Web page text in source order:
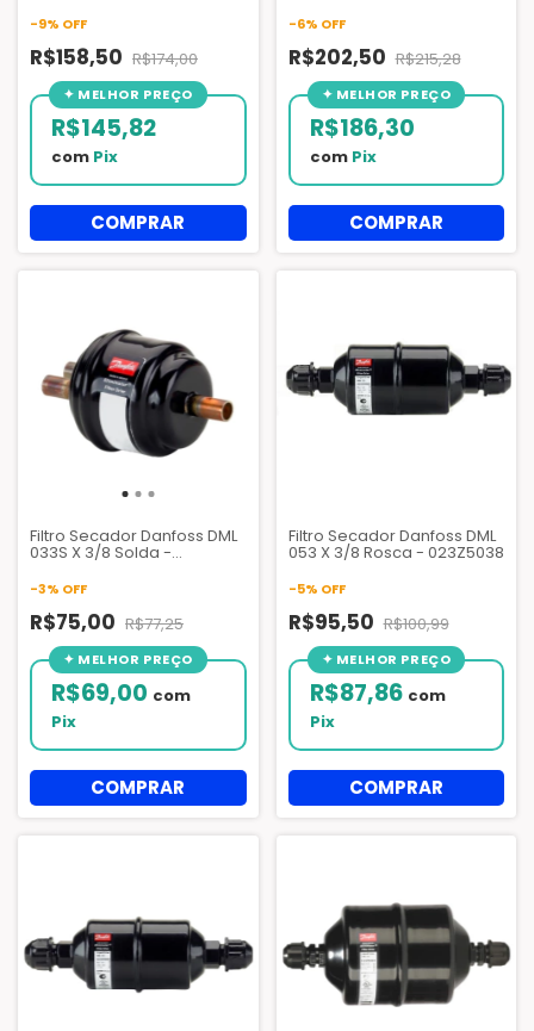
-9% OFF
R$158,50 R$174,00
R$145,82
com Pix
-6% OFF
R$202,50 R$215,28
R$186,30
com Pix
Filtro Secador Danfoss DML
033S X 3/8 Solda -
-3% OFF
R$75,00 R$77,25
R$69,00 com
Pix
Filtro Secador Danfoss DML
053 X 3/8 Rosca - 023Z5038
-5% OFF
R$95,50 R$100,99
R$87,86 com
Pix